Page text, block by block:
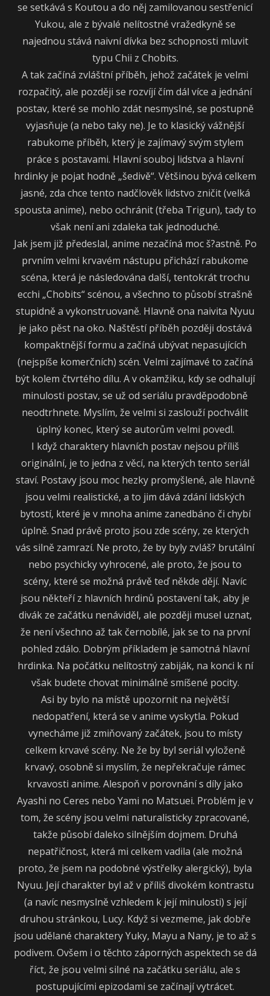
se setkává s Koutou a do něj zamilovanou sestřenicí
Yukou, ale z bývalé nelítostné vražedkyně se
najednou stává naivní dívka bez schopnosti mluvit
typu Chii z Chobits.
A tak začíná zvláštní příběh, jehož začátek je velmi
rozpačitý, ale později se rozvíjí čím dál více a jednání
postav, které se mohlo zdát nesmyslné, se postupně
vyjasňuje (a nebo taky ne). Je to klasický vážnější
rabukome příběh, který je zajímavý svým stylem
práce s postavami. Hlavní souboj lidstva a hlavní
hrdinky je pojat hodně „šedivě“. Většinou bývá celkem
jasné, zda chce tento nadčlověk lidstvo zničit (velká
spousta anime), nebo ochránit (třeba Trigun), tady to
však není ani zdaleka tak jednoduché.
Jak jsem již předeslal, anime nezačíná moc š?astně. Po
prvním velmi krvavém nástupu přichází rabukome
scéna, která je následována další, tentokrát trochu
ecchi „Chobits“ scénou, a všechno to působí strašně
stupidně a vykonstruovaně. Hlavně ona naivita Nyuu
je jako pěst na oko. Naštěstí příběh později dostává
kompaktnější formu a začíná ubývat nepasujících
(nejspíše komerčních) scén. Velmi zajímavé to začíná
být kolem čtvrtého dílu. A v okamžiku, kdy se odhalují
minulosti postav, se už od seriálu pravděpodobně
neodtrhnete. Myslím, že velmi si zaslouží pochválit
úplný konec, který se autorům velmi povedl.
I když charaktery hlavních postav nejsou příliš
originální, je to jedna z věcí, na kterých tento seriál
staví. Postavy jsou moc hezky promyšlené, ale hlavně
jsou velmi realistické, a to jim dává zdání lidských
bytostí, které je v mnoha anime zanedbáno či chybí
úplně. Snad právě proto jsou zde scény, ze kterých
vás silně zamrazí. Ne proto, že by byly zvláš? brutální
nebo psychicky vyhrocené, ale proto, že jsou to
scény, které se možná právě teď někde dějí. Navíc
jsou někteří z hlavních hrdinů postavení tak, aby je
divák ze začátku nenáviděl, ale později musel uznat,
že není všechno až tak černobílé, jak se to na první
pohled zdálo. Dobrým příkladem je samotná hlavní
hrdinka. Na počátku nelítostný zabiják, na konci k ní
však budete chovat minimálně smíšené pocity.
Asi by bylo na místě upozornit na největší
nedopatření, která se v anime vyskytla. Pokud
vynecháme již zmiňovaný začátek, jsou to místy
celkem krvavé scény. Ne že by byl seriál vyloženě
krvavý, osobně si myslím, že nepřekračuje rámec
krvavosti anime. Alespoň v porovnání s díly jako
Ayashi no Ceres nebo Yami no Matsuei. Problém je v
tom, že scény jsou velmi naturalisticky zpracované,
takže působí daleko silnějším dojmem. Druhá
nepatřičnost, která mi celkem vadila (ale možná
proto, že jsem na podobné výstřelky alergický), byla
Nyuu. Její charakter byl až v příliš divokém kontrastu
(a navíc nesmyslně vzhledem k její minulosti) s její
druhou stránkou, Lucy. Když si vezmeme, jak dobře
jsou udělané charaktery Yuky, Mayu a Nany, je to až s
podivem. Ovšem i o těchto záporných aspektech se dá
říct, že jsou velmi silné na začátku seriálu, ale s
postupujícími epizodami se začínají vytrácet.